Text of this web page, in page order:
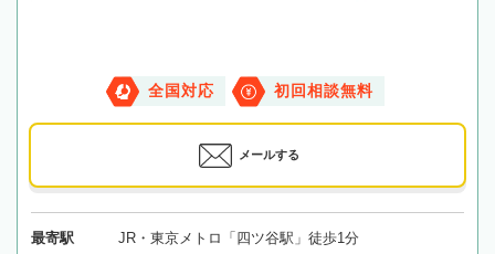
全国対応 初回相談無料
メールする
最寄駅 JR・東京メトロ「四ツ谷駅」徒歩1分